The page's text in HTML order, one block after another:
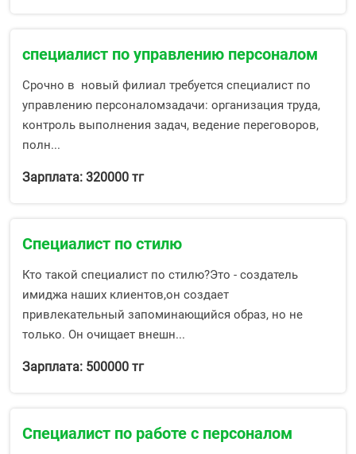
специалист по управлению персоналом
Срочно в новый филиал требуется специалист по
управлению персоналомзадачи: организация труда,
контроль выполнения задач, ведение переговоров,
полн...
Зарплата: 320000 тг
Специалист по стилю
Кто такой специалист по стилю?Это - создатель
имиджа наших клиентов,он создает
привлекательный запоминающийся образ, но не
только. Он очищает внешн...
Зарплата: 500000 тг
Специалист по работе с персоналом